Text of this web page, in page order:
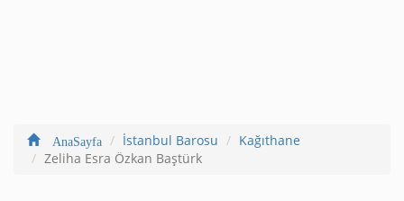
AnaSayfa İstanbul Barosu
Kağıthane
Zeliha Esra Özkan Baştürk